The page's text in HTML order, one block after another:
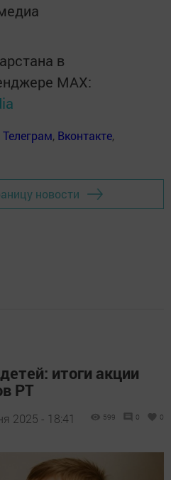
в
MАХ:
Телеграм, Вконтакте,
новости
итоги акции
РТ
2025 - 18:41 599 0 0